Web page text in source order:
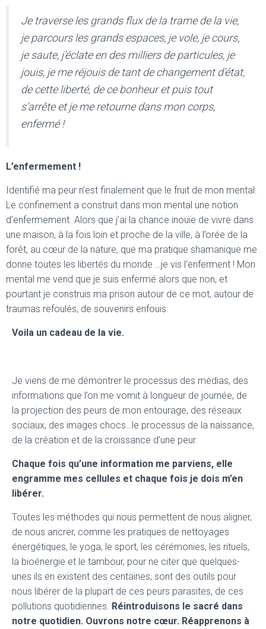
Je traverse les grands flux de la trame de la vie,
je parcours les grands espaces, je vole, je cours,
je saute, j’éclate en des milliers de particules, je
jouis, je me réjouis de tant de changement d’état,
de cette liberté, de ce bonheur et puis tout
s’arrête et je me retourne dans mon corps,
enfermé !
L’enfermement !
Identifié ma peur n’est finalement que le fruit de mon mental.
Le confinement a construit dans mon mental une notion
d’enfermement. Alors que j’ai la chance inouïe de vivre dans
une maison, à la fois loin et proche de la ville, à l’orée de la
forêt, au cœur de la nature, que ma pratique shamanique me
donne toutes les libertés du monde …je vis l’enferment ! Mon
mental me vend que je suis enfermé alors que non, et
pourtant je construis ma prison autour de ce mot, autour de
traumas refoulés, de souvenirs enfouis.
Voila un cadeau de la vie.
Je viens de me démontrer le processus des médias, des
informations que l’on me vomit à longueur de journée, de
la projection des peurs de mon entourage, des réseaux
sociaux, des images chocs…le processus de la naissance,
de la création et de la croissance d’une peur.
Chaque fois qu’une information me parviens, elle
engramme mes cellules et chaque fois je dois m’en
libérer.
Toutes les méthodes qui nous permettent de nous aligner,
de nous ancrer, comme les pratiques de nettoyages
énergétiques, le yoga, le sport, les cérémonies, les rituels,
la bioénergie et le tambour, pour ne citer que quelques-
unes ils en existent des centaines, sont des outils pour
nous libérer de la plupart de ces peurs parasites, de ces
pollutions quotidiennes. Réintroduisons le sacré dans
notre quotidien. Ouvrons notre cœur. Réapprenons à